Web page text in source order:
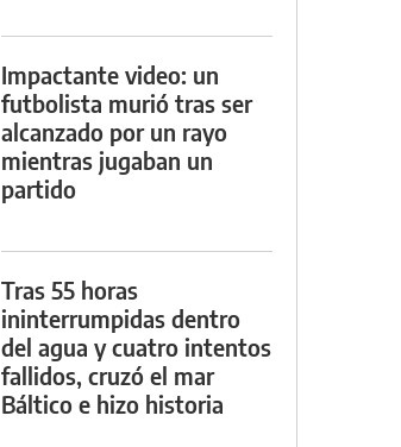
Impactante video: un
futbolista murió tras ser
alcanzado por un rayo
mientras jugaban un
partido
Tras 55 horas
ininterrumpidas dentro
del agua y cuatro intentos
fallidos, cruzó el mar
Báltico e hizo historia